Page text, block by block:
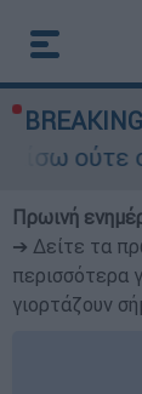
Πρωινή
➔ Δείτε τα
περισσότερα
γιορτάζουν